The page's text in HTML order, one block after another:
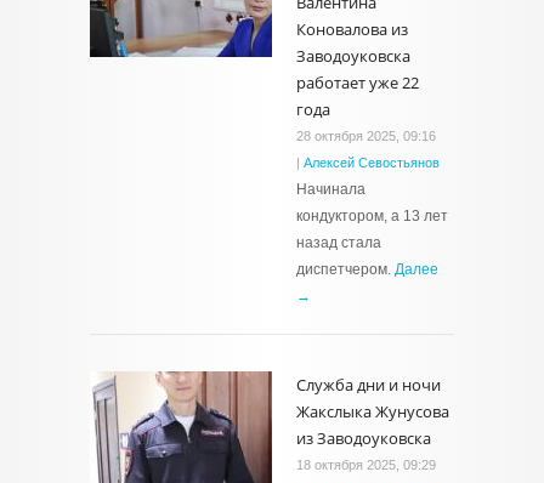
Коновалова из
Заводоуковска
работает уже 22
года
28 октября 2025, 09:16
| Алексей Севостьянов
Начинала
кондуктором, а 13 лет
назад стала
диспетчером. Далее
→
Служба дни и ночи
Жакслыка Жунусова
из Заводоуковска
18 октября 2025, 09:29